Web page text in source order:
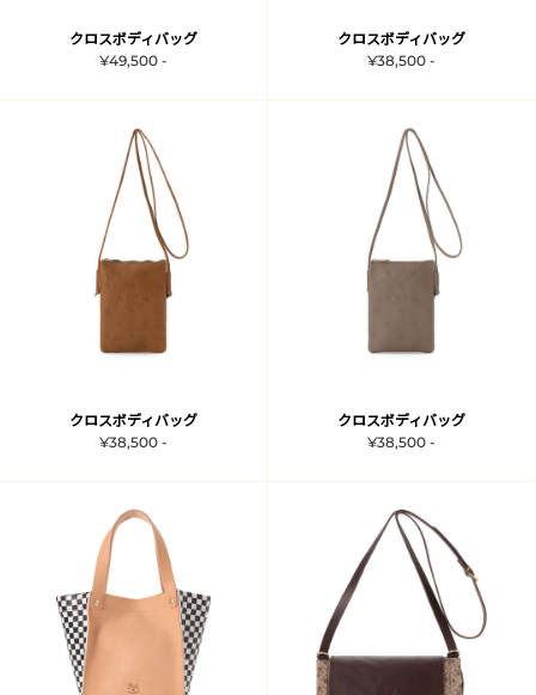
クロスボディバッグ
¥49,500 -
クロスボディバッグ
¥38,500 -
クロスボディバッグ
¥38,500 -
クロスボディバッグ
¥38,500 -